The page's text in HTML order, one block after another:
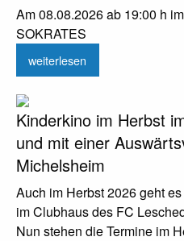
Am 08.08.2026 ab 19:00 h
SOKRATES
weiterlesen
Kinderkino im Herbst
und mit einer
Michelsheim
Auch im Herbst 2026 geht
im Clubhaus des FC
Nun stehen die Termine im